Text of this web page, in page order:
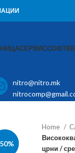
СЕРВИС
nitro@nitro.mk
Home
црни /